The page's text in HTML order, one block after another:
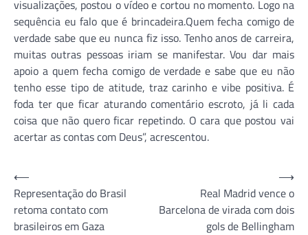
visualizações, postou o vídeo e cortou no momento. Logo na
sequência eu falo que é brincadeira.Quem fecha comigo de
verdade sabe que eu nunca fiz isso. Tenho anos de carreira,
muitas outras pessoas iriam se manifestar. Vou dar mais
apoio a quem fecha comigo de verdade e sabe que eu não
tenho esse tipo de atitude, traz carinho e vibe positiva. É
foda ter que ficar aturando comentário escroto, já li cada
coisa que não quero ficar repetindo. O cara que postou vai
acertar as contas com Deus”, acrescentou.
Navegação
de
Post
⟵
Representação do Brasil
retoma contato com
brasileiros em Gaza
Real Madrid vence o
Barcelona de virada com dois
gols de Bellingham
⟶